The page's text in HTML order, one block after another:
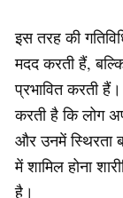
इस तरह की
मदद करती हैं,
प्रभावित करती
करती है कि लोग
और उनमें स्थिरता
में शामिल होना
है।